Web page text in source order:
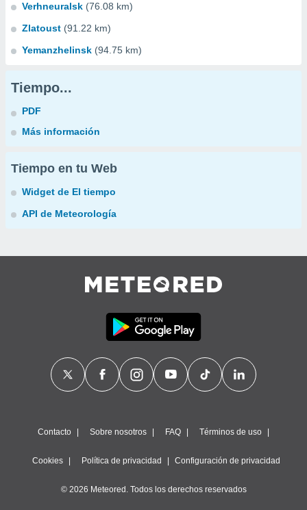
Verhneuralsk (76.08 km)
Zlatoust (91.22 km)
Yemanzhelinsk (94.75 km)
Tiempo...
PDF
Más información
Tiempo en tu Web
Widget de El tiempo
API de Meteorología
Contacto Sobre nosotros FAQ Términos de uso
Cookies Política de privacidad Configuración de privacidad
© 2026 Meteored. Todos los derechos reservados